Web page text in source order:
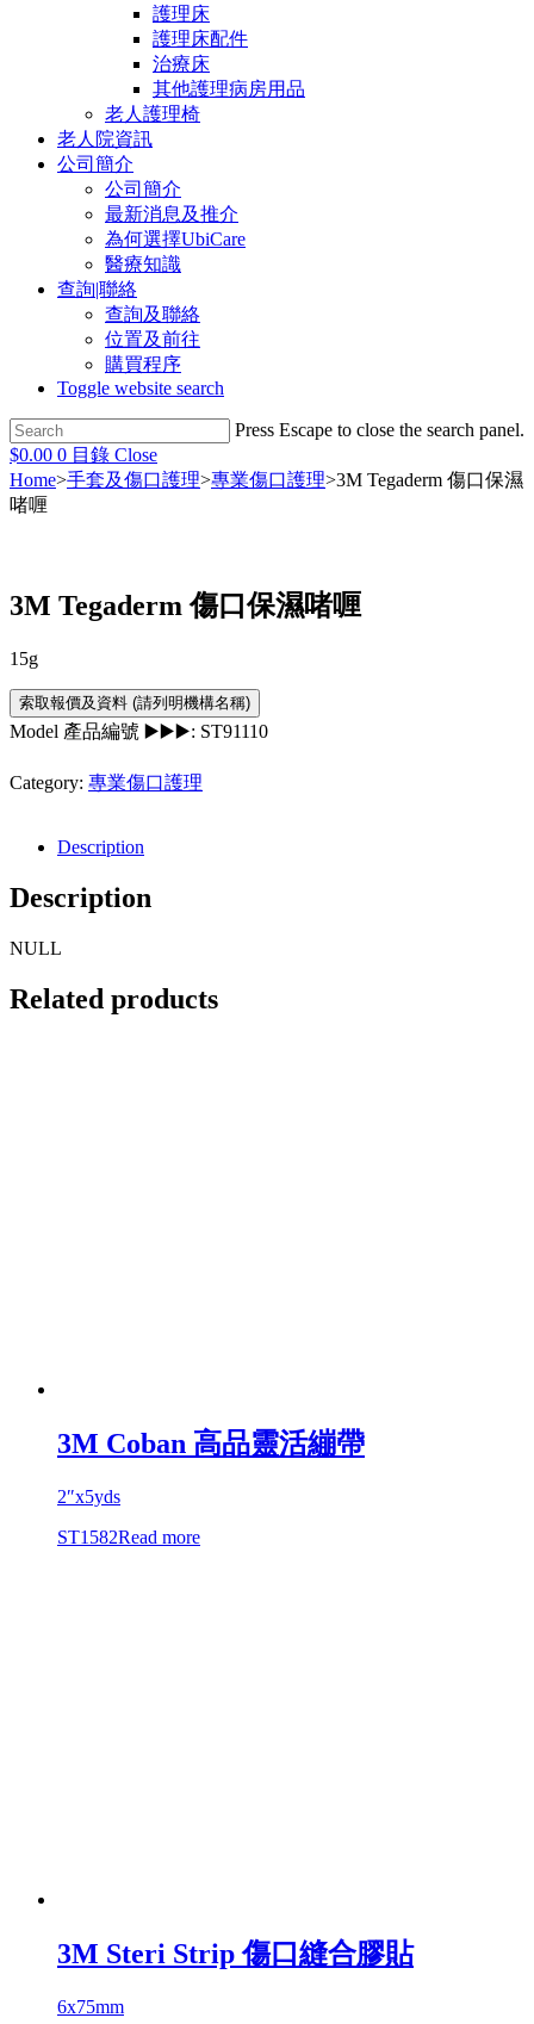
護理床
護理床配件
治療床
其他護理病房用品
老人護理椅
老人院資訊
公司簡介
公司簡介
最新消息及推介
為何選擇UbiCare
醫療知識
查詢|聯絡
查詢及聯絡
位置及前往
購買程序
Toggle website search
Press Escape to close the search panel.
$0.00 0 目錄 Close
Home>手套及傷口護理>專業傷口護理>3M Tegaderm 傷口保濕
啫喱
3M Tegaderm 傷口保濕啫喱
15g
Model 產品編號 ▶️▶️▶️: ST91110
Category: 專業傷口護理
Description
Description
NULL
Related products
3M Coban 高品靈活繃帶
2″x5yds
ST1582Read more
3M Steri Strip 傷口縫合膠貼
6x75mm